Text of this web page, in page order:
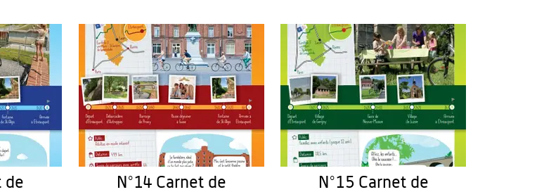
de
N°14 Carnet de
N°15 Carnet de